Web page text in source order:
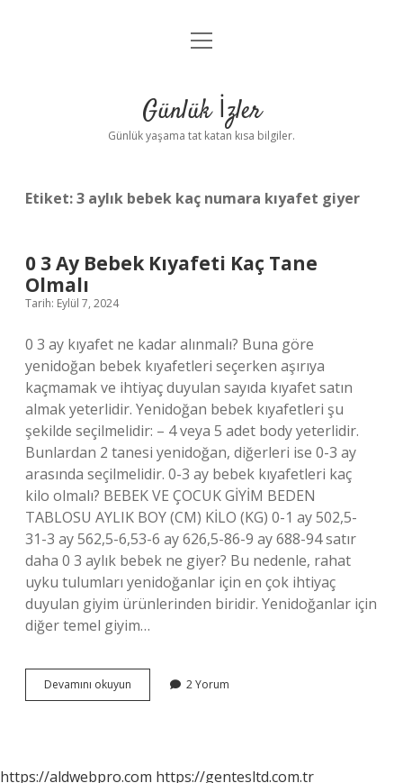
Anasayfa
Yasal Uyarı
menüyü
Günlük İzler
Günlük yaşama tat katan kısa bilgiler.
Etiket:3 aylık bebek kaç numara kıyafet giyer
0 3 Ay Bebek Kıyafeti Kaç Tane
Olmalı
Tarih: Eylül 7, 2024
0 3 ay kıyafet ne kadar alınmalı? Buna göre
yenidoğan bebek kıyafetleri seçerken aşırıya
kaçmamak ve ihtiyaç duyulan sayıda kıyafet satın
almak yeterlidir. Yenidoğan bebek kıyafetleri şu
şekilde seçilmelidir: – 4 veya 5 adet body yeterlidir.
Bunlardan 2 tanesi yenidoğan, diğerleri ise 0-3 ay
arasında seçilmelidir. 0-3 ay bebek kıyafetleri kaç
kilo olmalı? BEBEK VE ÇOCUK GİYİM BEDEN
TABLOSU AYLIK BOY (CM) KİLO (KG) 0-1 ay 502,5-
31-3 ay 562,5-6,53-6 ay 626,5-86-9 ay 688-94 satır
daha 0 3 aylık bebek ne giyer? Bu nedenle, rahat
uyku tulumları yenidoğanlar için en çok ihtiyaç
duyulan giyim ürünlerinden biridir. Yenidoğanlar için
diğer temel giyim…
Devamını okuyun
3
2 Yorum
https://aldwebpro.com https://gentesltd.com.tr